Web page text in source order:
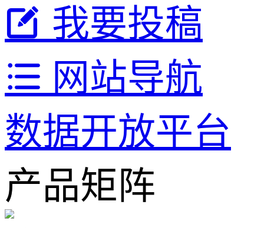
我要投稿
网站导航
数据开放平台
产品矩阵